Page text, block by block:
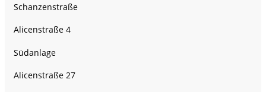
Schanzenstraße
Alicenstraße 4
Südanlage
Alicenstraße 27